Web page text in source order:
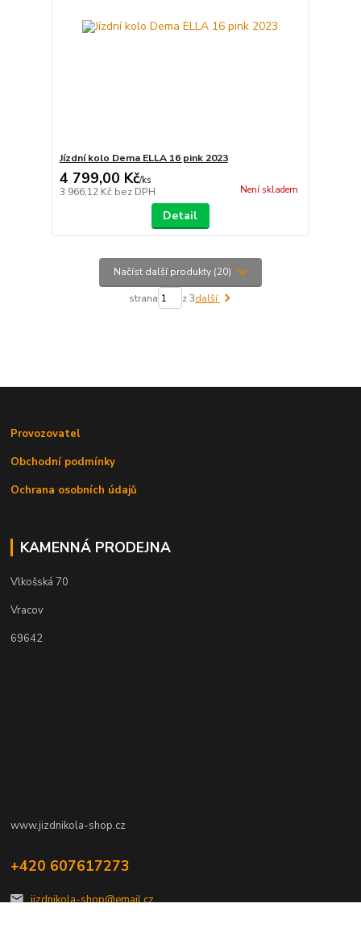
Jízdní kolo Dema ELLA 16 pink 2023
4 799,00 Kč/ks
3 966,12 Kč bez DPH Není skladem
Detail
Načíst další produkty (20)
strana z 3další
Provozovatel
Obchodní podmínky
Ochrana osobních údajů
KAMENNÁ PRODEJNA
Vlkošská 70
Vracov
69642
www.jizdnikola-shop.cz
+420 607617273
jizdnikola-shop@email.cz